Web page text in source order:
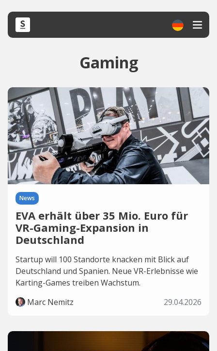
Gaming
News
EVA erhält über 35 Mio. Euro für
VR-Gaming-Expansion in
Deutschland
Startup will 100 Standorte knacken mit Blick auf
Deutschland und Spanien. Neue VR-Erlebnisse wie
Karting-Games treiben Wachstum.
Marc Nemitz
29.04.2026